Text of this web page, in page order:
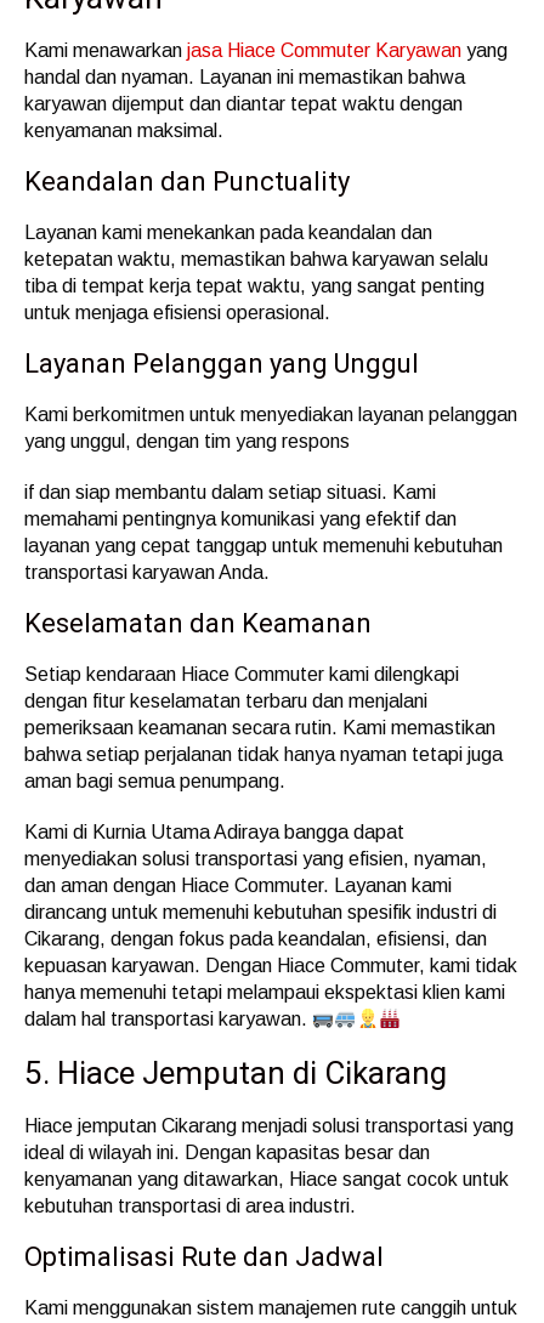
Kami menawarkan jasa Hiace Commuter Karyawan yang
handal dan nyaman. Layanan ini memastikan bahwa
karyawan dijemput dan diantar tepat waktu dengan
kenyamanan maksimal.
Keandalan dan Punctuality
Layanan kami menekankan pada keandalan dan
ketepatan waktu, memastikan bahwa karyawan selalu
tiba di tempat kerja tepat waktu, yang sangat penting
untuk menjaga efisiensi operasional.
Layanan Pelanggan yang Unggul
Kami berkomitmen untuk menyediakan layanan pelanggan
yang unggul, dengan tim yang respons
if dan siap membantu dalam setiap situasi. Kami
memahami pentingnya komunikasi yang efektif dan
layanan yang cepat tanggap untuk memenuhi kebutuhan
transportasi karyawan Anda.
Keselamatan dan Keamanan
Setiap kendaraan Hiace Commuter kami dilengkapi
dengan fitur keselamatan terbaru dan menjalani
pemeriksaan keamanan secara rutin. Kami memastikan
bahwa setiap perjalanan tidak hanya nyaman tetapi juga
aman bagi semua penumpang.
Kami di Kurnia Utama Adiraya bangga dapat
menyediakan solusi transportasi yang efisien, nyaman,
dan aman dengan Hiace Commuter. Layanan kami
dirancang untuk memenuhi kebutuhan spesifik industri di
Cikarang, dengan fokus pada keandalan, efisiensi, dan
kepuasan karyawan. Dengan Hiace Commuter, kami tidak
hanya memenuhi tetapi melampaui ekspektasi klien kami
dalam hal transportasi karyawan.
5. Hiace Jemputan di Cikarang
Hiace jemputan Cikarang menjadi solusi transportasi yang
ideal di wilayah ini. Dengan kapasitas besar dan
kenyamanan yang ditawarkan, Hiace sangat cocok untuk
kebutuhan transportasi di area industri.
Optimalisasi Rute dan Jadwal
Kami menggunakan sistem manajemen rute canggih untuk